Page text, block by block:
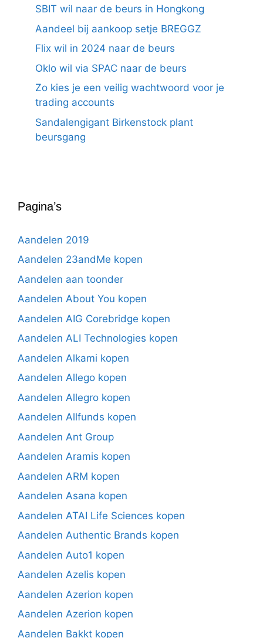
SBIT wil naar de beurs in Hongkong
Aandeel bij aankoop setje BREGGZ
Flix wil in 2024 naar de beurs
Oklo wil via SPAC naar de beurs
Zo kies je een veilig wachtwoord voor je
trading accounts
Sandalengigant Birkenstock plant
beursgang
Pagina’s
Aandelen 2019
Aandelen 23andMe kopen
Aandelen aan toonder
Aandelen About You kopen
Aandelen AIG Corebridge kopen
Aandelen ALI Technologies kopen
Aandelen Alkami kopen
Aandelen Allego kopen
Aandelen Allegro kopen
Aandelen Allfunds kopen
Aandelen Ant Group
Aandelen Aramis kopen
Aandelen ARM kopen
Aandelen Asana kopen
Aandelen ATAI Life Sciences kopen
Aandelen Authentic Brands kopen
Aandelen Auto1 kopen
Aandelen Azelis kopen
Aandelen Azerion kopen
Aandelen Azerion kopen
Aandelen Bakkt kopen